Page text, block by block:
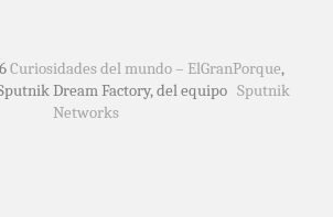
Curiosidades del mundo – ElGranPorque,
Dream Factory, del equipo Sputnik
Networks